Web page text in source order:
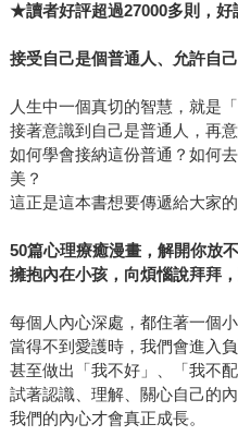
★讀者好評超過27000多則，好
接受自己是個普通人、允許自
人生中一個真切的智慧，就是
接著意識到自己是普通人，再
如何學會接納這份普通？如何
美？
這正是這本書想要傳遞給大家的
50篇心理療癒漫畫，解開你放
擁抱內在小孩，向煩惱說拜拜
每個人內心深處，都住著一個小
當得不到愛護時，我們會進入
甚至做出「我不好」、「我不配
試著認識、理解、關心自己的內
我們的內心才會真正成長。